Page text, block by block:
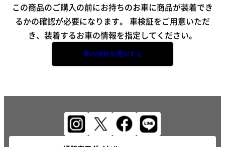
この商品のご購入の前にお持ちのお車に商品が装着でき
るかの確認が必要になります。 車検証をご用意いただ
き、装着するお車の情報を指定してください。
車の情報を選択する